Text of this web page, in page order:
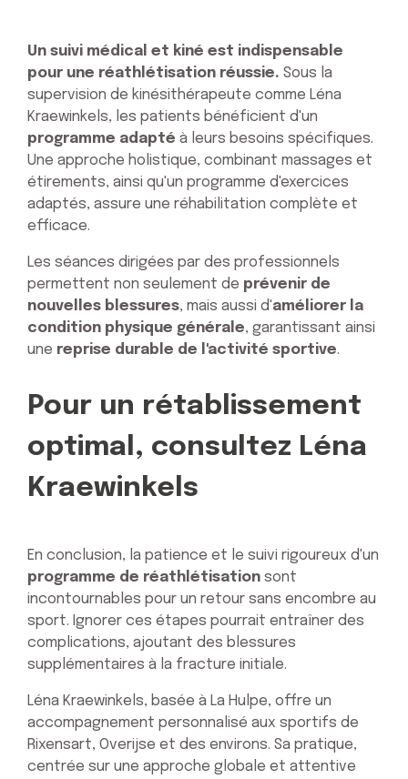
Un suivi médical et kiné est indispensable
pour une réathlétisation réussie. Sous la
supervision de kinésithérapeute comme Léna
Kraewinkels, les patients bénéficient d'un
programme adapté à leurs besoins spécifiques.
Une approche holistique, combinant massages et
étirements, ainsi qu'un programme d'exercices
adaptés, assure une réhabilitation complète et
efficace.
Les séances dirigées par des professionnels
permettent non seulement de prévenir de
nouvelles blessures, mais aussi d'améliorer la
condition physique générale, garantissant ainsi
une reprise durable de l'activité sportive.
Pour un rétablissement
optimal, consultez Léna
Kraewinkels
En conclusion, la patience et le suivi rigoureux d'un
programme de réathlétisationsont
incontournables pour un retour sans encombre au
sport. Ignorer ces étapes pourrait entraîner des
complications, ajoutant des blessures
supplémentaires à la fracture initiale.
Léna Kraewinkels, basée à La Hulpe, offre un
accompagnement personnalisé aux sportifs de
Rixensart, Overijse et des environs. Sa pratique,
centrée sur une approche globale et attentive